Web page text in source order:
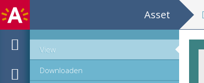
Asset
View
Downloaden